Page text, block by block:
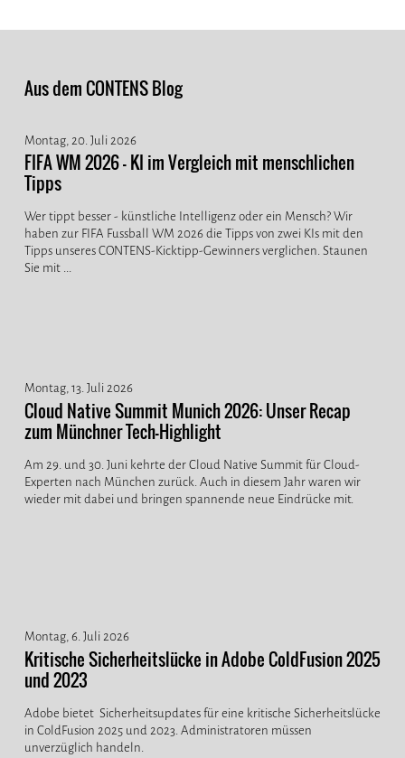
Aus dem CONTENS Blog
Montag, 20. Juli 2026
FIFA WM 2026 - KI im Vergleich mit menschlichen
Tipps
Wer tippt besser - künstliche Intelligenz oder ein Mensch? Wir
haben zur FIFA Fussball WM 2026 die Tipps von zwei KIs mit den
Tipps unseres CONTENS-Kicktipp-Gewinners verglichen. Staunen
Sie mit ...
Montag, 13. Juli 2026
Cloud Native Summit Munich 2026: Unser Recap
zum Münchner Tech-Highlight
Am 29. und 30. Juni kehrte der Cloud Native Summit für Cloud-
Experten nach München zurück. Auch in diesem Jahr waren wir
wieder mit dabei und bringen spannende neue Eindrücke mit.
Montag, 6. Juli 2026
Kritische Sicherheitslücke in Adobe ColdFusion 2025
und 2023
Adobe bietet Sicherheitsupdates für eine kritische Sicherheitslücke
in ColdFusion 2025 und 2023. Administratoren müssen
unverzüglich handeln.